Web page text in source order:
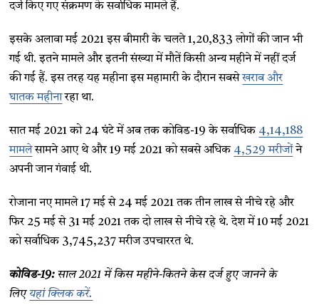
दर्ज किए गए संक्रमण के सर्वाधिक मामले हैं.
इसके अलावा मई 2021 इस बीमारी के चलते 1,20,833 लोगों की जान भी
गई थी. इतने मामले और इतनी संख्या में मौतें किसी अन्य महीने में नहीं दर्ज
की गई हैं. इस तरह यह महीना इस महामारी के दौरान सबसेखराब और
घातक महीनारहा था.
सात मई 2021 को 24 घंटे में अब तक कोविड-19 के सर्वाधिक 4,14,188
मामलेसामने आए थे और 19 मई 2021 को सबसे अधिक 4,529 मरीजोंने
अपनी जान गंवाई थी.
रोजाना नए मामले 17 मई से 24 मई 2021 तक तीन लाख से नीचे रहे और
फिर 25 मई से 31 मई 2021 तक दो लाख से नीचे रहे थे. देश में 10 मई 2021
को सर्वाधिक 3,745,237 मरीज उपचाररत थे.
कोविड-19: साल 2021 में किस महीने-कितने केस दर्ज हुए जानने के
लिएयहां क्लिक करें.